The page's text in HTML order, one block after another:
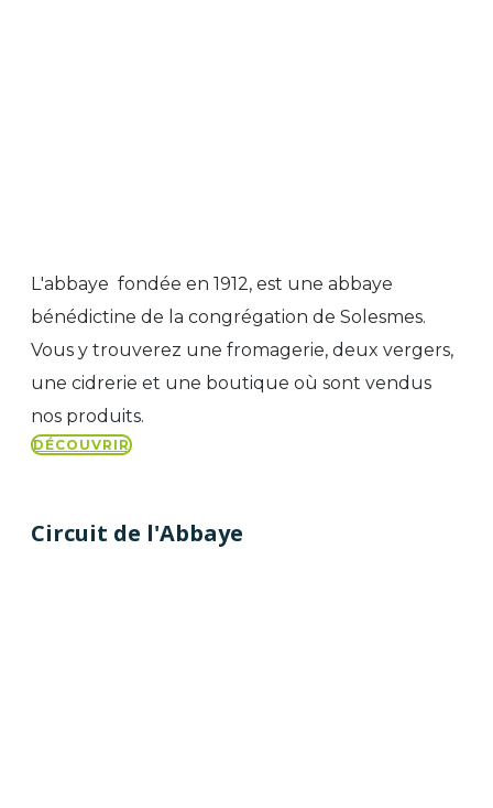
L'abbaye fondée en 1912, est une abbaye
bénédictine de la congrégation de Solesmes.
Vous y trouverez une fromagerie, deux vergers,
une cidrerie et une boutique où sont vendus
nos produits.
DÉCOUVRIR
Circuit de l'Abbaye